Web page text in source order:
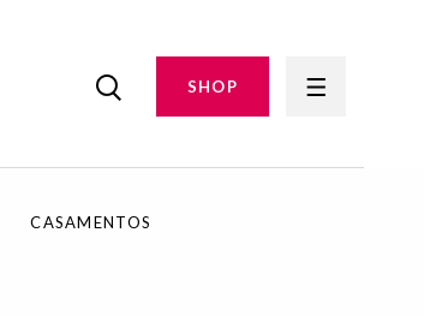
SHOP
CASAMENTOS